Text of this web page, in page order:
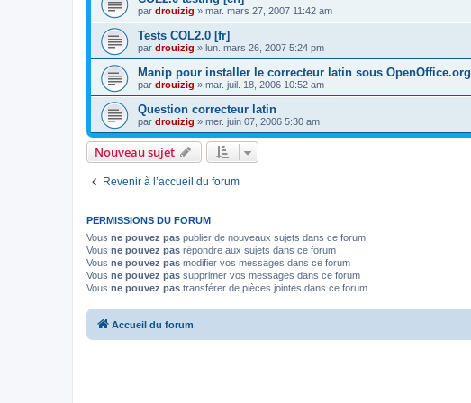
par drouizig » mar. mars 27, 2007 11:42 am
Tests COL2.0 [fr]
par drouizig » lun. mars 26, 2007 5:24 pm
Manip pour installer le correcteur latin sous OpenOffice.org
par drouizig » mar. juil. 18, 2006 10:52 am
Question correcteur latin
par drouizig » mer. juin 07, 2006 5:30 am
Nouveau sujet
Revenir à l’accueil du forum
PERMISSIONS DU FORUM
Vous ne pouvez pas publier de nouveaux sujets dans ce forum
Vous ne pouvez pas répondre aux sujets dans ce forum
Vous ne pouvez pas modifier vos messages dans ce forum
Vous ne pouvez pas supprimer vos messages dans ce forum
Vous ne pouvez pas transférer de pièces jointes dans ce forum
Accueil du forum